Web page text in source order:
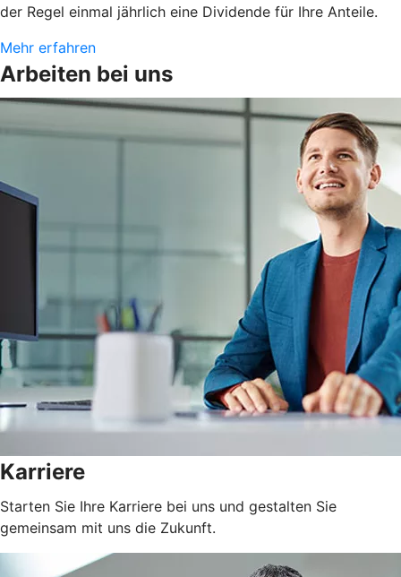
der Regel einmal jährlich eine Dividende für Ihre Anteile.
Mehr erfahren
Arbeiten bei uns
Karriere
Starten Sie Ihre Karriere bei uns und gestalten Sie
gemeinsam mit uns die Zukunft.